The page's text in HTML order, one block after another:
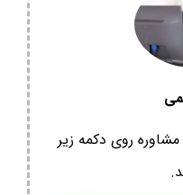
روی دکمه زیر